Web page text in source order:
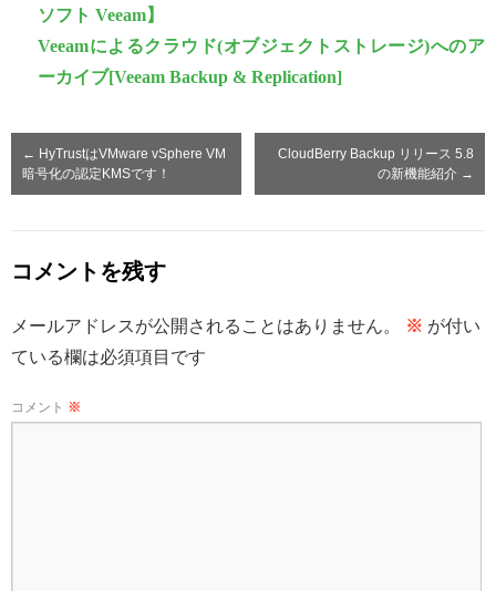
ソフト Veeam】
Veeamによるクラウド(オブジェクトストレージ)へのア
ーカイブ[Veeam Backup & Replication]
← HyTrustはVMware vSphere VM
暗号化の認定KMSです！
CloudBerry Backup リリース 5.8
の新機能紹介 →
コメントを残す
メールアドレスが公開されることはありません。 ※ が付い
ている欄は必須項目です
コメント ※